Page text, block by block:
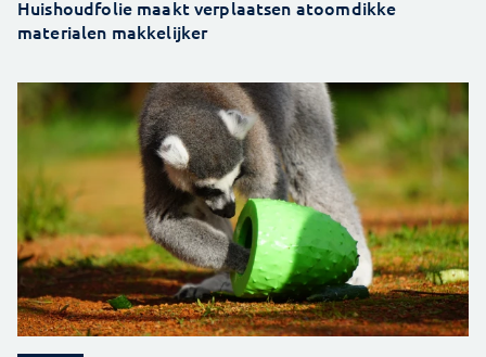
Huishoudfolie maakt verplaatsen atoomdikke
materialen makkelijker